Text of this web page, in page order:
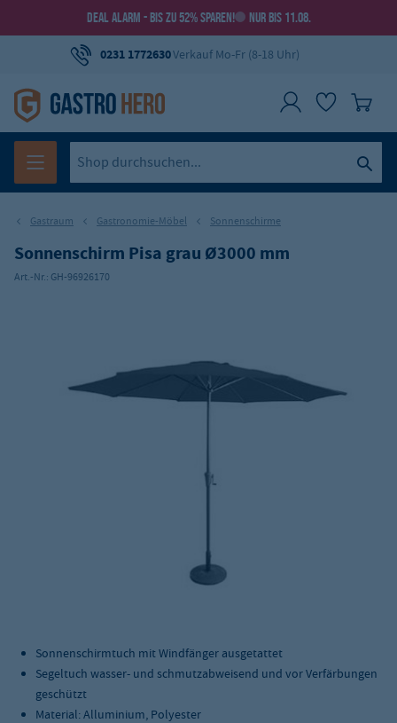
DEAL ALARM - BIS ZU 52% SPAREN! NUR BIS 11.08.
0231 1772630Verkauf Mo-Fr (8-18 Uhr)
Gastraum Gastronomie-Möbel Sonnenschirme
Sonnenschirm Pisa grau Ø3000 mm
Art.-Nr.: GH-96926170
Sonnenschirmtuch mit Windfänger ausgetattet
Segeltuch wasser- und schmutzabweisend und vor Verfärbungen
geschützt
Material: Alluminium, Polyester